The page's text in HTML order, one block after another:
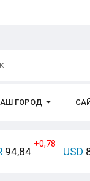
ГОРОД
94,84
+0,78
USD